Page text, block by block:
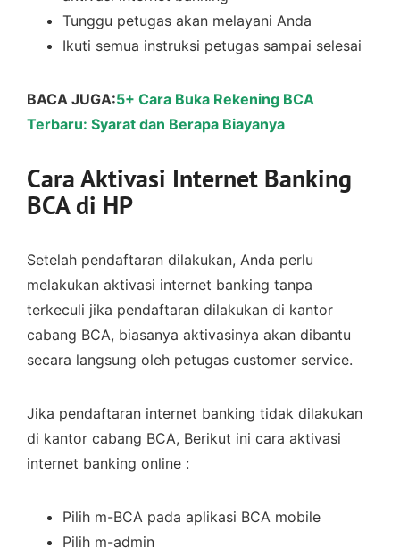
Tunggu petugas akan melayani Anda
Ikuti semua instruksi petugas sampai selesai
BACA JUGA:5+ Cara Buka Rekening BCA
Terbaru: Syarat dan Berapa Biayanya
Cara Aktivasi Internet Banking
BCA di HP
Setelah pendaftaran dilakukan, Anda perlu
melakukan aktivasi internet banking tanpa
terkeculi jika pendaftaran dilakukan di kantor
cabang BCA, biasanya aktivasinya akan dibantu
secara langsung oleh petugas customer service.
Jika pendaftaran internet banking tidak dilakukan
di kantor cabang BCA, Berikut ini cara aktivasi
internet banking online :
Pilih m-BCA pada aplikasi BCA mobile
Pilih m-admin